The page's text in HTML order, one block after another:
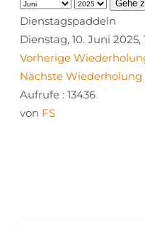
Gehe
Dienstagspaddeln
Dienstag, 10. Juni 2025,
Vorherige
Nächste Wiederholung
Aufrufe : 13436
von FS